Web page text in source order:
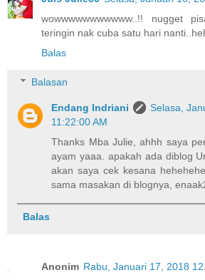
wowwwwwwwwwww..!! nugget
teringin nak cuba satu hari
Balas
Balasan
Endang Indriani
Selasa,
11:22:00 AM
Thanks Mba Julie, ahhh saya
ayam yaaa. apakah ada diblog
akan saya cek kesana
sama masakan di blognya,
Balas
Anonim Rabu, Januari 17, 2018